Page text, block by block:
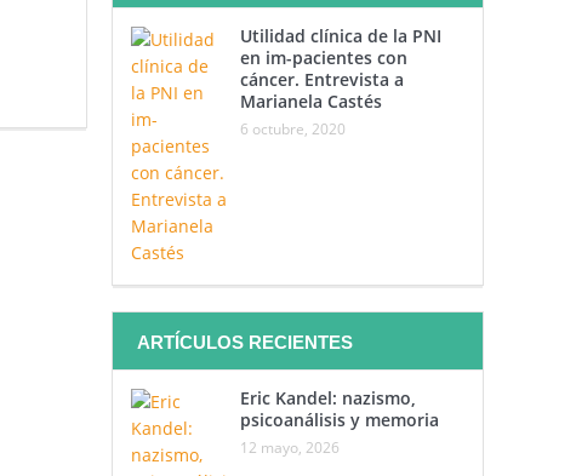
Utilidad clínica de la PNI
en im-pacientes con
cáncer. Entrevista a
Marianela Castés
6 octubre, 2020
ARTÍCULOS RECIENTES
Eric Kandel: nazismo,
psicoanálisis y memoria
12 mayo, 2026